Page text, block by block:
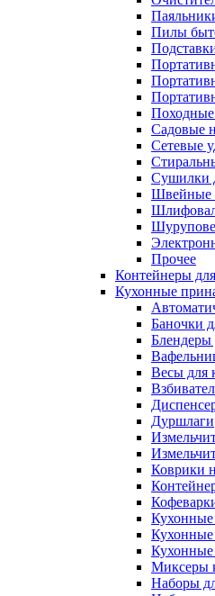
Пилы
Походные
Садовые
Сетевые
Сушилки
Швейные
Прочее
Контейнеры
Кухонные
Баночки
Весы для
Дуршлаги
Коврики
Кухонные
Кухонные
Миксеры
Наборы